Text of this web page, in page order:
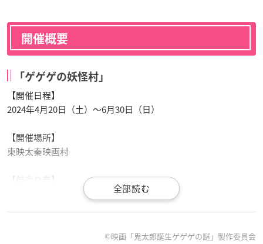
開催概要
「ゲゲゲの妖怪村」
【開催日程】
2024年4月20日（土）～6月30日（日）
【開催場所】
東映太秦映画村
【前売り券】
ローソンチケット／ローソン・ミニストップ店頭Lo
©映画「鬼太郎誕生ゲゲゲの謎」製作委員会